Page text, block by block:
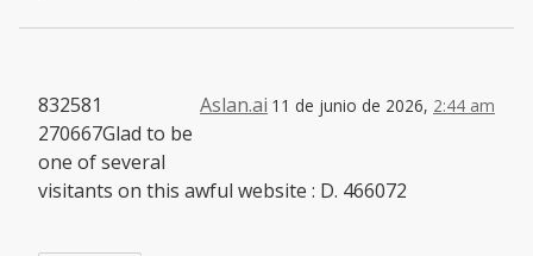
Aslan.ai 11 de junio de 2026, 2:44 am
832581
270667Glad to be
one of several
visitants on this awful website : D. 466072